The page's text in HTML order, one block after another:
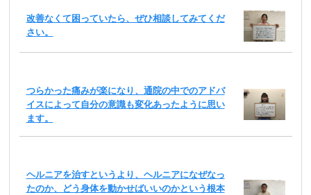
改善なくて困っていたら、ぜひ相談してみてくだ
さい。
つらかった痛みが楽になり、通院の中でのアドバ
イスによって自分の意識も変化あったように思い
ます。
ヘルニアを治すというより、ヘルニアになぜなっ
たのか、どう身体を動かせばいいのかという根本